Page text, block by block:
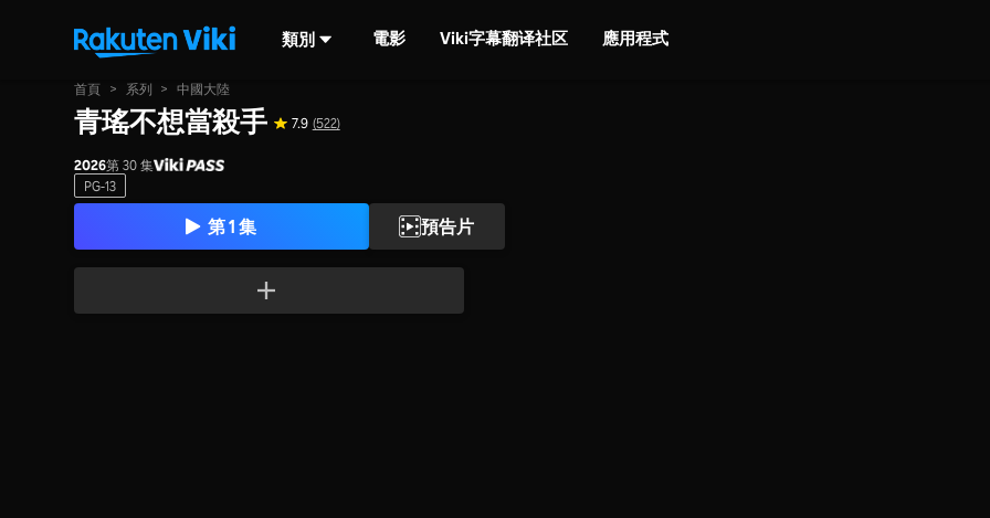
類別 電影 Viki字幕翻译社区 應用程式
首頁 > 系列 > 中國大陸
青瑤不想當殺手 7.9 (522)
2026第 30 集
PG-13
第 1 集 預告片